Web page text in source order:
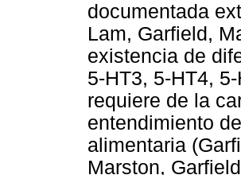
documentada
Lam, Garfield,
existencia de
5-HT3, 5-HT4,
requiere de la
entendimiento
alimentaria
Marston,